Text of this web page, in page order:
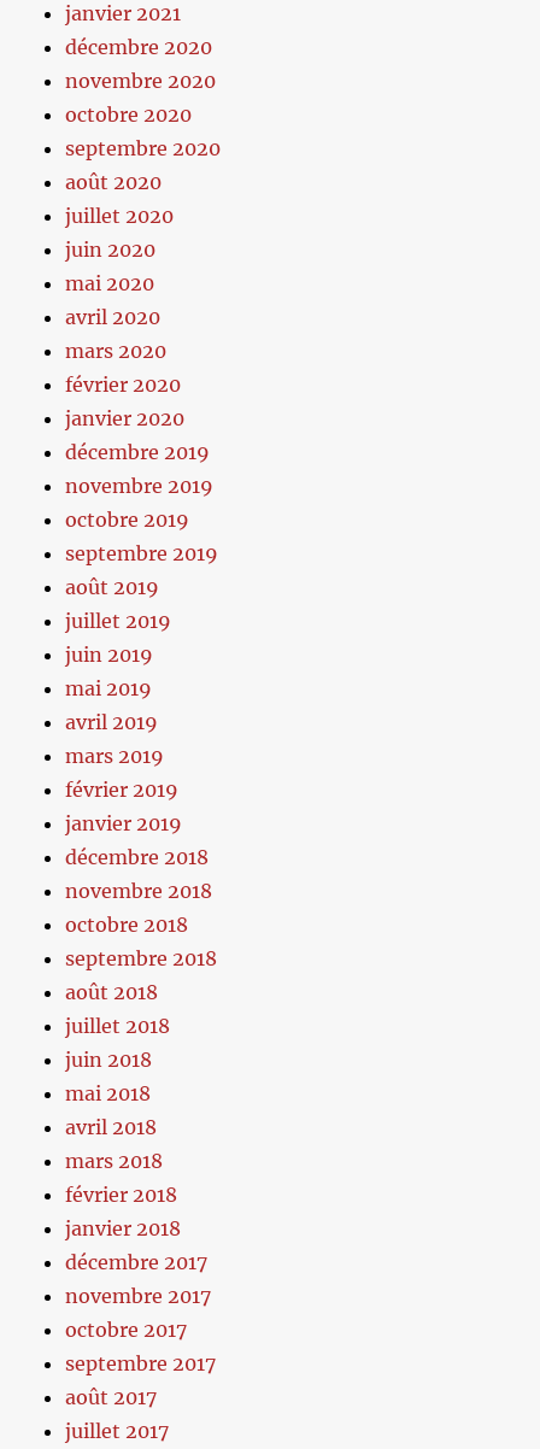
janvier 2021
décembre 2020
novembre 2020
octobre 2020
septembre 2020
août 2020
juillet 2020
juin 2020
mai 2020
avril 2020
mars 2020
février 2020
janvier 2020
décembre 2019
novembre 2019
octobre 2019
septembre 2019
août 2019
juillet 2019
juin 2019
mai 2019
avril 2019
mars 2019
février 2019
janvier 2019
décembre 2018
novembre 2018
octobre 2018
septembre 2018
août 2018
juillet 2018
juin 2018
mai 2018
avril 2018
mars 2018
février 2018
janvier 2018
décembre 2017
novembre 2017
octobre 2017
septembre 2017
août 2017
juillet 2017